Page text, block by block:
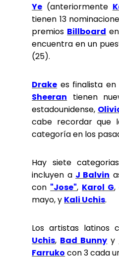
Ye (anteriormente
tienen 13
premios Billboard
encuentra en un
(25).
Drake es finalista en
Sheeran tienen
estadounidense,
cabe recordar que
categoría en los
Hay siete
incluyen a J Balvin
con "Jose", Karol G,
mayo, y Kali Uchis.
Los artistas latinos
Uchis, Bad Bunny y
Farruko con 3 cada